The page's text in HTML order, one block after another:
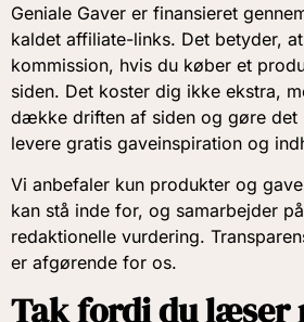
Geniale Gaver er finansieret
kaldet affiliate-links. Det betyder,
kommission, hvis du køber et
siden. Det koster dig ikke ekstra,
dække driften af siden og gøre det
levere gratis gaveinspiration og
Vi anbefaler kun produkter og
kan stå inde for, og samarbejder
redaktionelle vurdering.
er afgørende for os.
Tak fordi du læser